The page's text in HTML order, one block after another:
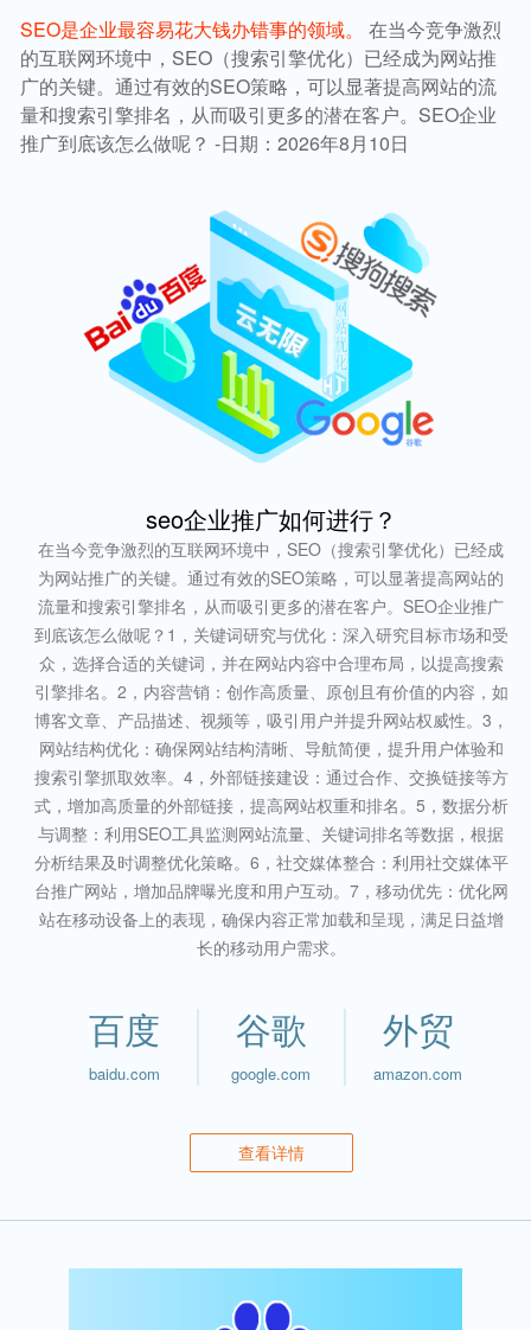
SEO是企业最容易花大钱办错事的领域。
在当今竞争激烈
的互联网环境中，SEO（搜索引擎优化）已经成为网站推
广的关键。通过有效的SEO策略，可以显著提高网站的流
量和搜索引擎排名，从而吸引更多的潜在客户。SEO企业
推广到底该怎么做呢？ -日期：2026年8月10日
seo企业推广如何进行？
在当今竞争激烈的互联网环境中，SEO（搜索引擎优化）已经成
为网站推广的关键。通过有效的SEO策略，可以显著提高网站的
流量和搜索引擎排名，从而吸引更多的潜在客户。SEO企业推广
到底该怎么做呢？1，关键词研究与优化：深入研究目标市场和受
众，选择合适的关键词，并在网站内容中合理布局，以提高搜索
引擎排名。2，内容营销：创作高质量、原创且有价值的内容，如
博客文章、产品描述、视频等，吸引用户并提升网站权威性。3，
网站结构优化：确保网站结构清晰、导航简便，提升用户体验和
搜索引擎抓取效率。4，外部链接建设：通过合作、交换链接等方
式，增加高质量的外部链接，提高网站权重和排名。5，数据分析
与调整：利用SEO工具监测网站流量、关键词排名等数据，根据
分析结果及时调整优化策略。6，社交媒体整合：利用社交媒体平
台推广网站，增加品牌曝光度和用户互动。7，移动优先：优化网
站在移动设备上的表现，确保内容正常加载和呈现，满足日益增
长的移动用户需求。
百度
baidu.com
谷歌
google.com
外贸
amazon.com
查看详情